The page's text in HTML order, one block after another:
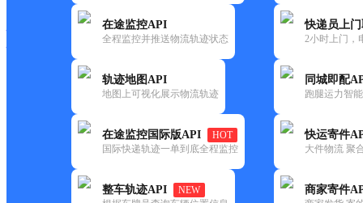
在途监控API
全程监控并推送物流轨迹状态
轨迹地图API
地图上可视化展示物流轨迹
在途监控国际版API
HOT
国际快递轨迹一单到底全程监控
整车轨迹API
NEW
快递员上
2小时上门，
同城即配
跑腿运力智
快运寄件
大件物流 聚
商家寄件
百世
嵩明二部
更新时间：2021-11-26 00:00:00